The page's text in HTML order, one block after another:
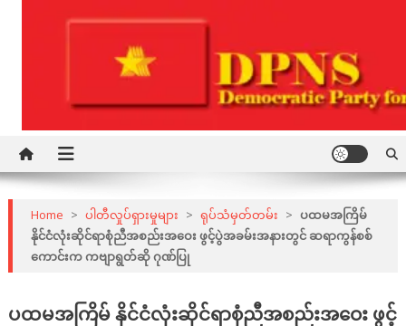
DPNS
Home > ပါတီလှုပ်ရှားမှုများ > ရုပ်သံမှတ်တမ်း > ပထမအကြိမ်
နိုင်ငံလုံးဆိုင်ရာစုံညီအစည်းအဝေး ဖွင့်ပွဲအခမ်းအနားတွင် ဆရာကွန်စစ်
ကောင်းက ကဗျာရွတ်ဆို ဂုဏ်ပြု
ပထမအကြိမ် နိုင်ငံလုံးဆိုင်ရာစုံညီအစည်းအဝေး ဖွင့်